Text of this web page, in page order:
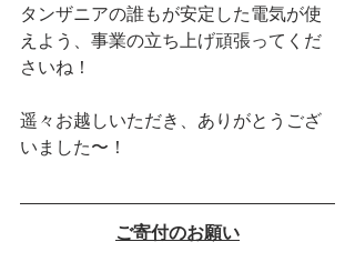
タンザニアの誰もが安定した電気が使
えよう、事業の立ち上げ頑張ってくだ
さいね！
遥々お越しいただき、ありがとうござ
いました〜！
ご寄付のお願い